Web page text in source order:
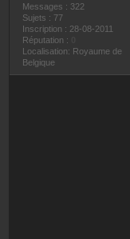
Messages : 322
Sujets : 77
Inscription : 28-08-2011
Réputation :
Localisation: Royaume de
Belgique